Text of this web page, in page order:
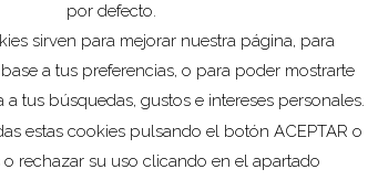
Ver
por defecto.
sirven para mejorar nuestra página, para
a tus preferencias, o para poder mostrarte
tus búsquedas, gustos e intereses personales.
estas cookies pulsando el botón ACEPTAR o
rechazar su uso clicando en el apartado